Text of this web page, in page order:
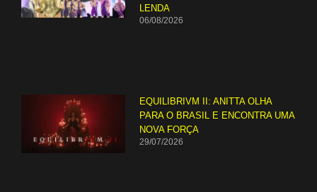
LENDA
06/08/2026
EQUILIBRIVM II: ANITTA OLHA
PARA O BRASIL E ENCONTRA UMA
NOVA FORÇA
29/07/2026